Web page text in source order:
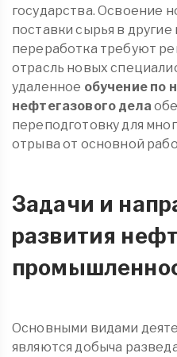
государства. Освоение
поставки сырья в другие
переработка требуют
отрасль новых
удаленное обучение по
нефтегазового дела
переподготовку для
отрыва от основной
Задачи и
развития
Основными видами
являются добыча